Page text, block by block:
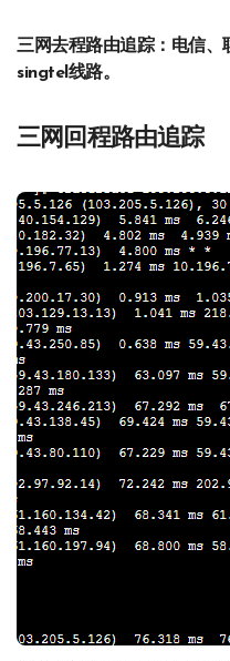
三网去程路由追踪：电信
singtel线路。
三网回程路由追踪